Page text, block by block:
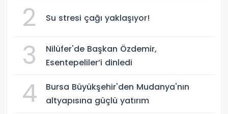
2 Su stresi çağı yaklaşıyor!
3
Nilüfer'de Başkan Özdemir,
Esentepeliler’i dinledi
4
Bursa Büyükşehir'den Mudanya'nın
altyapısına güçlü yatırım